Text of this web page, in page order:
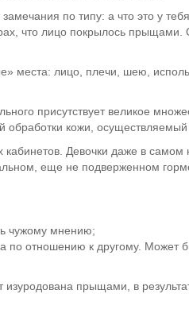
по типу: а что это у
что лицо покрылось прыщами.
места: лицо, плечи, шею,
присутствует великое
кожи, осуществляемый
Девочки даже в
еще не подверженном
чужому мнению;
по отношению к другому. Может
прыщами, в